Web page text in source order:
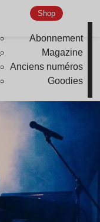
Shop
Abonnement
Magazine
Anciens numéros
Goodies